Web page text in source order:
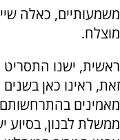
משמעותיים, כאלה
מוצלח.
ראשית, ישנו התסריט
זאת, ראינו כאן
מאמינים
ממשלת לבנון, בסיוע